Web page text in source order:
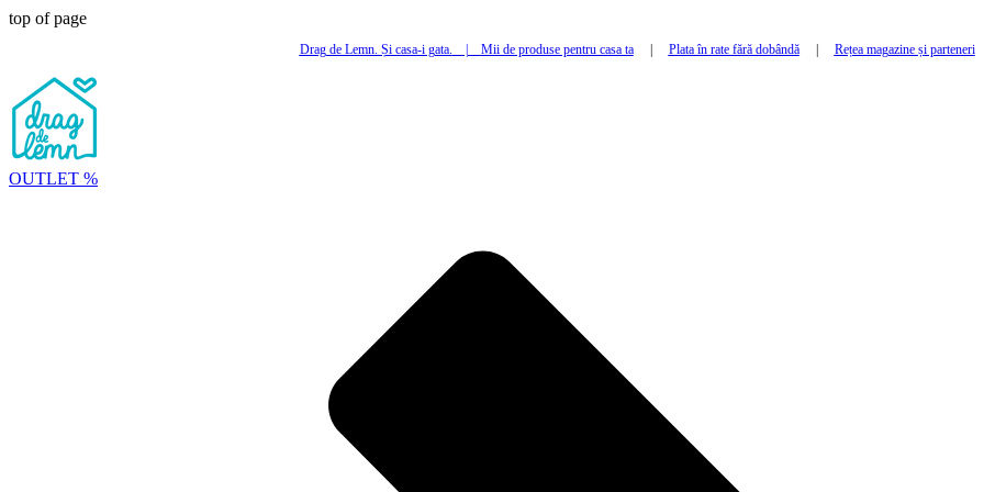
top of page
Drag de Lemn. Și casa-i gata. Mii de produse pentru casa ta| Plata în rate fără dobândă| Rețea magazine și parteneri
OUTLET %